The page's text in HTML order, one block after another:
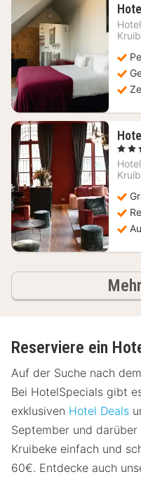
, 4
Reserviere ein
Auf der Suche nach
Bei HotelSpecials gibt
exklusiven Hotel Deals
September und
Kruibeke einfach und
60€. Entdecke auch